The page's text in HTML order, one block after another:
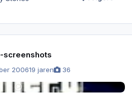
screenshots
200619 jaren 36